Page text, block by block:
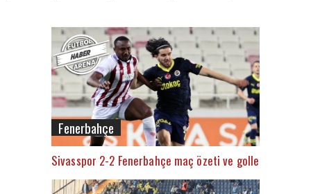
Fenerbahçe
Sivasspor 2-2 Fenerbahçe maç özeti ve golleri (İZLE)